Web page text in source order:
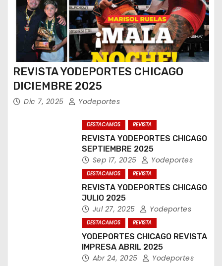
REVISTA YODEPORTES CHICAGO
DICIEMBRE 2025
Dic 7, 2025 Yodeportes
DESTACAMOS REVISTA
REVISTA YODEPORTES CHICAGO
SEPTIEMBRE 2025
Sep 17, 2025 Yodeportes
DESTACAMOS REVISTA
REVISTA YODEPORTES CHICAGO
JULIO 2025
Jul 27, 2025 Yodeportes
DESTACAMOS REVISTA
YODEPORTES CHICAGO REVISTA
IMPRESA ABRIL 2025
Abr 24, 2025 Yodeportes